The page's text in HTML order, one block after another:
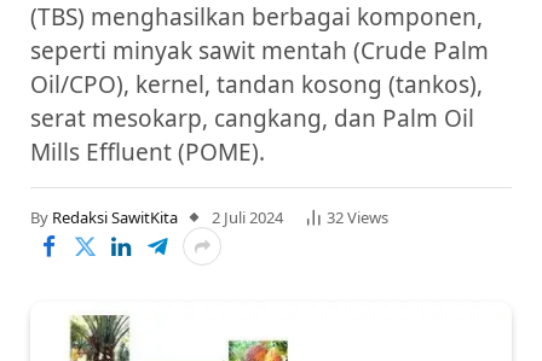
(TBS) menghasilkan berbagai komponen,
seperti minyak sawit mentah (Crude Palm
Oil/CPO), kernel, tandan kosong (tankos),
serat mesokarp, cangkang, dan Palm Oil
Mills Effluent (POME).
By Redaksi SawitKita 2 Juli 2024 32Views